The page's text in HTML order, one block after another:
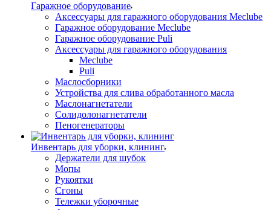
Гаражное оборудование
Аксессуары для гаражного оборудования Meclube
Гаражное оборудование Meclube
Гаражное оборудование Puli
Аксессуары для гаражного оборудования
Meclube
Puli
Маслосборники
Устройства для слива обработанного масла
Маслонагнетатели
Солидолонагнетатели
Пеногенераторы
Инвентарь для уборки, клининг
Держатели для шубок
Мопы
Рукоятки
Сгоны
Тележки уборочные